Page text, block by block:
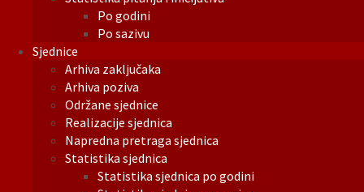
Po godini
Po sazivu
Sjednice
Arhiva zaključaka
Arhiva poziva
Održane sjednice
Realizacije sjednica
Napredna pretraga sjednica
Statistika sjednica
Statistika sjednica po godini